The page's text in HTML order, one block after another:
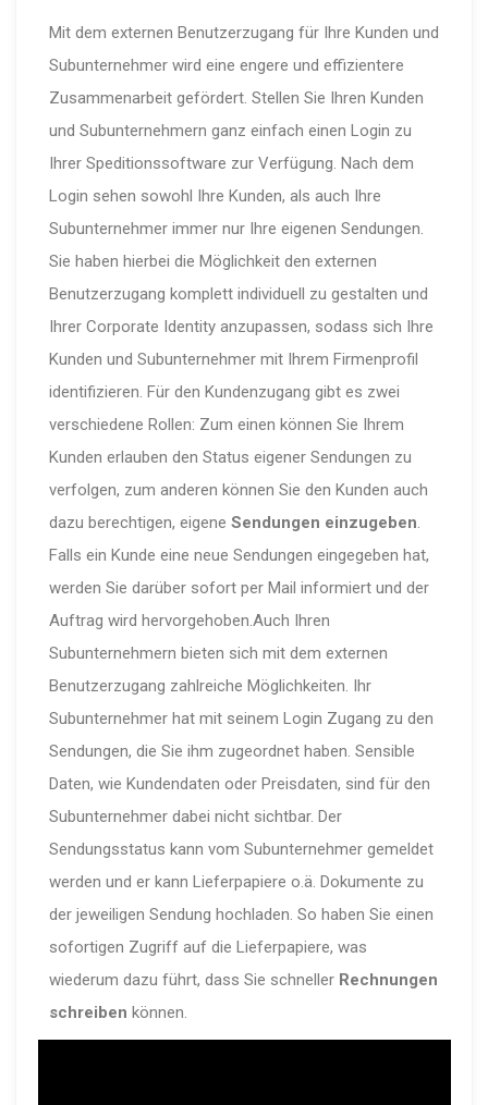
Mit dem externen Benutzerzugang für Ihre Kunden und
Subunternehmer wird eine engere und effizientere
Zusammenarbeit gefördert. Stellen Sie Ihren Kunden
und Subunternehmern ganz einfach einen Login zu
Ihrer Speditionssoftware zur Verfügung. Nach dem
Login sehen sowohl Ihre Kunden, als auch Ihre
Subunternehmer immer nur Ihre eigenen Sendungen.
Sie haben hierbei die Möglichkeit den externen
Benutzerzugang komplett individuell zu gestalten und
Ihrer Corporate Identity anzupassen, sodass sich Ihre
Kunden und Subunternehmer mit Ihrem Firmenprofil
identifizieren. Für den Kundenzugang gibt es zwei
verschiedene Rollen: Zum einen können Sie Ihrem
Kunden erlauben den Status eigener Sendungen zu
verfolgen, zum anderen können Sie den Kunden auch
dazu berechtigen, eigene Sendungen einzugeben.
Falls ein Kunde eine neue Sendungen eingegeben hat,
werden Sie darüber sofort per Mail informiert und der
Auftrag wird hervorgehoben.Auch Ihren
Subunternehmern bieten sich mit dem externen
Benutzerzugang zahlreiche Möglichkeiten. Ihr
Subunternehmer hat mit seinem Login Zugang zu den
Sendungen, die Sie ihm zugeordnet haben. Sensible
Daten, wie Kundendaten oder Preisdaten, sind für den
Subunternehmer dabei nicht sichtbar. Der
Sendungsstatus kann vom Subunternehmer gemeldet
werden und er kann Lieferpapiere o.ä. Dokumente zu
der jeweiligen Sendung hochladen. So haben Sie einen
sofortigen Zugriff auf die Lieferpapiere, was
wiederum dazu führt, dass Sie schneller Rechnungen
schreiben können.